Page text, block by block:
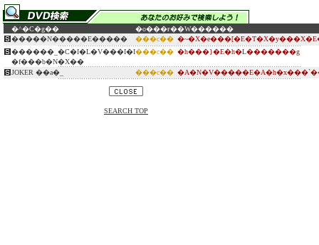
�^�C�g�� �o���ғ��W������
�����N�����E�����
���c��
������_�C�I�L�V���I�I
�f���b�N�X��
���c�� �h���}�E�h�L�������g
JOKER ��a�_ ���c��
SEARCH TOP